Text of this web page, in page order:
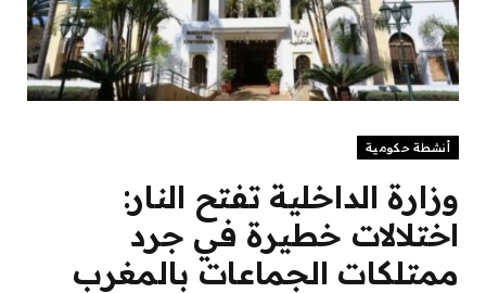
أنشطة حكومية
وزارة الداخلية تفتح النار:
اختلالات خطيرة في جرد
ممتلكات الجماعات بالمغرب